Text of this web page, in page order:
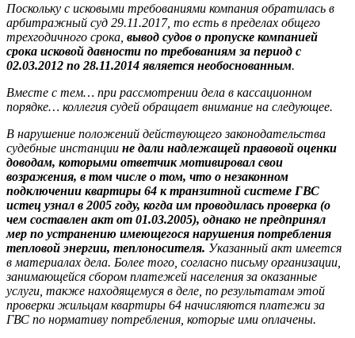
Поскольку с исковыми требованиями компания обратилась в
арбитражный суд 29.11.2017, то есть в пределах общего
трехгодичного срока, вывод судов о пропуске компанией
срока исковой давности по требованиям за период с
02.03.2012 по 28.11.2014 является необоснованным.
Вместе с тем… при рассмотрении дела в кассационном
порядке… коллегия судей обращает внимание на следующее.
В нарушение положений действующего законодательства
судебные инстанции не дали надлежащей правовой оценки
доводам, которыми ответчик мотивировал свои
возражения, в том числе о том, что о незаконном
подключении квартиры 64 к транзитной системе ГВС
истец узнал в 2005 году, когда им проводилась проверка (о
чем составлен акт от 01.03.2005), однако не предпринял
мер по устранению имеющегося нарушения потребления
тепловой энергии, теплоносителя. Указанный акт имеется
в материалах дела. Более того, согласно письму организации,
занимающейся сбором платежей населения за оказанные
услуги, также находящемуся в деле, по результатам этой
проверки жильцам квартиры 64 начисляются платежи за
ГВС по нормативу потребления, которые ими оплачены.